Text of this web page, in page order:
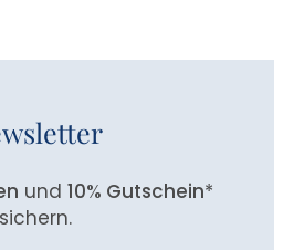
und 10% Gutschein*
sichern.